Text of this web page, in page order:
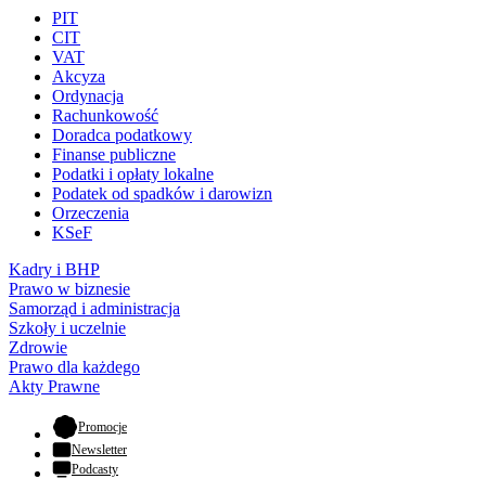
PIT
CIT
VAT
Akcyza
Ordynacja
Rachunkowość
Doradca podatkowy
Finanse publiczne
Podatki i opłaty lokalne
Podatek od spadków i darowizn
Orzeczenia
KSeF
Kadry i BHP
Prawo w biznesie
Samorząd i administracja
Szkoły i uczelnie
Zdrowie
Prawo dla każdego
Akty Prawne
Promocje- otwiera się w nowej karcie
Newsletter
Podcasty